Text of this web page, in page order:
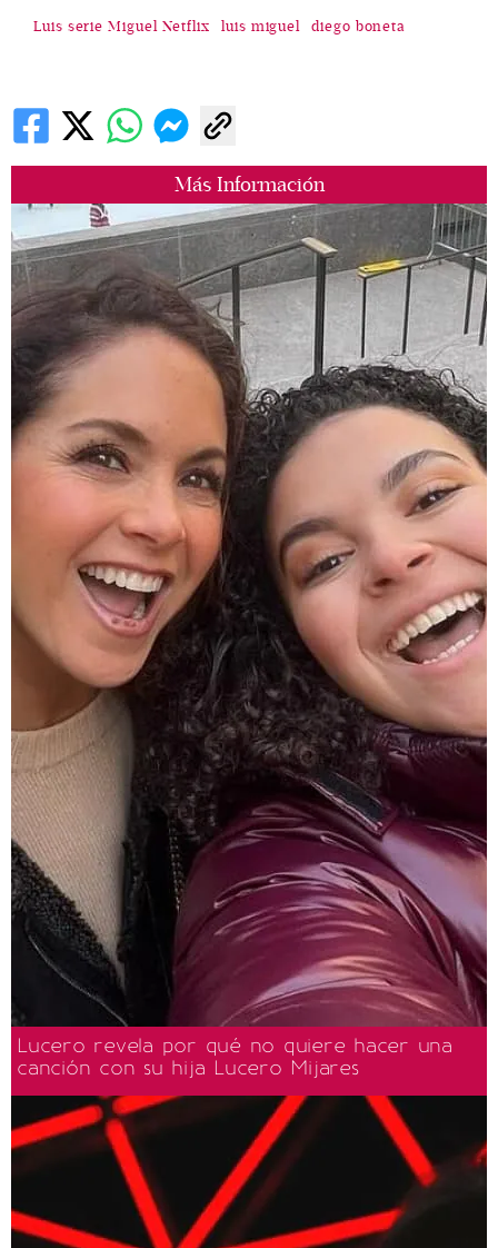
Más Información
Lucero revela por qué no quiere hacer una
canción con su hija Lucero Mijares
Luis serie Miguel Netflix luis miguel diego boneta